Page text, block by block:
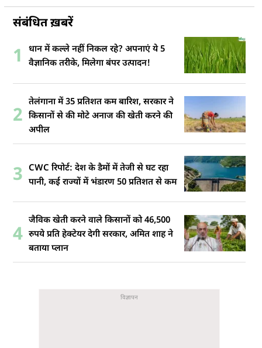
संबंधित ख़बरें
1
धान में कल्ले नहीं निकल रहे? अपनाएं ये 5
वैज्ञानिक तरीके, मिलेगा बंपर उत्पादन!
2
तेलंगाना में 35 प्रतिशत कम बारिश, सरकार ने
किसानों से की मोटे अनाज की खेती करने की
अपील
3 CWC रिपोर्ट: देश के डैमों में तेजी से घट रहा
पानी, कई राज्यों में भंडारण 50 प्रतिशत से कम
4
जैविक खेती करने वाले किसानों को 46,500
रुपये प्रति हेक्टेयर देगी सरकार, अमित शाह ने
बताया प्लान